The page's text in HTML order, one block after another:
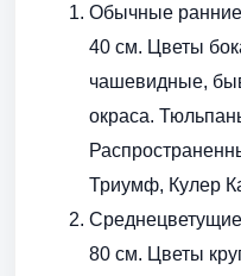
Обычные
40 см. Цветы
чашевидные,
окраса.
Триумф, Кулер
80 см. Цветы